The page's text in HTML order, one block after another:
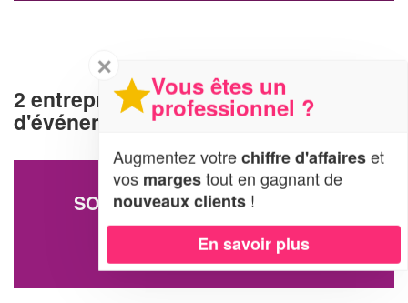
2 entreprises d'organisation
d'événements à Baralle (62860)
SOCIÉTÉ LANSELLE AURORE
Galerie Commerciale D'hyper U
62860 Baralle
✕
Vous êtes un
professionnel ?
Augmentez votrechiffre d'affaireset
vos margestout en gagnant de
nouveaux clients !
En savoir plus